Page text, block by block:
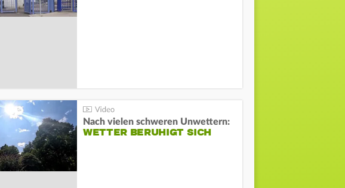
Nach vielen schweren Unwettern:
WETTER BERUHIGT SICH